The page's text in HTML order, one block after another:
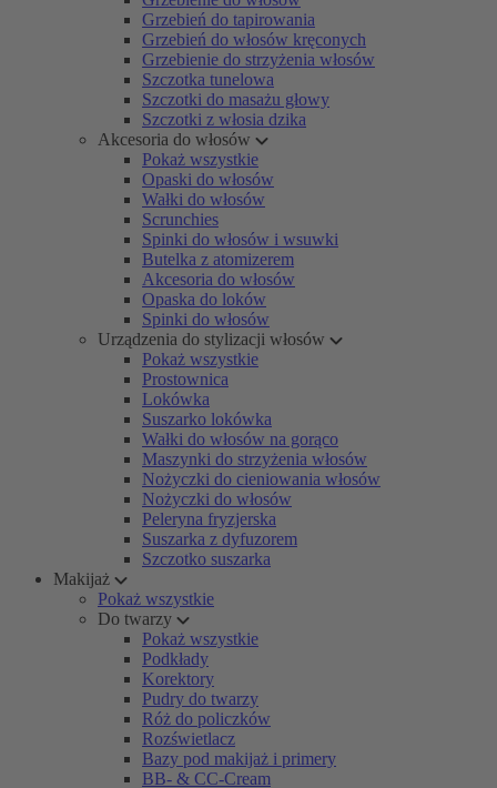
Grzebień do tapirowania
Grzebień do włosów kręconych
Grzebienie do strzyżenia włosów
Szczotka tunelowa
Szczotki do masażu głowy
Szczotki z włosia dzika
Akcesoria do włosów
Pokaż wszystkie
Opaski do włosów
Wałki do włosów
Scrunchies
Spinki do włosów i wsuwki
Butelka z atomizerem
Akcesoria do włosów
Opaska do loków
Spinki do włosów
Urządzenia do stylizacji włosów
Pokaż wszystkie
Prostownica
Lokówka
Suszarko lokówka
Wałki do włosów na gorąco
Maszynki do strzyżenia włosów
Nożyczki do cieniowania włosów
Nożyczki do włosów
Peleryna fryzjerska
Suszarka z dyfuzorem
Szczotko suszarka
Makijaż
Pokaż wszystkie
Do twarzy
Pokaż wszystkie
Podkłady
Korektory
Pudry do twarzy
Róż do policzków
Rozświetlacz
Bazy pod makijaż i primery
BB- & CC-Cream